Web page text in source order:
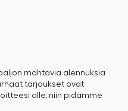
mahtavia alennuksia
tarjoukset ovat
alle, niin pidämme